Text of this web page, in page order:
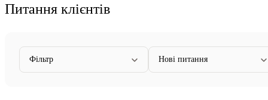
Питання клієнтів
Фільтр Нові питання